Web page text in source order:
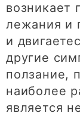
возникает
лежания и
и
другие
ползание,
наиболее
является